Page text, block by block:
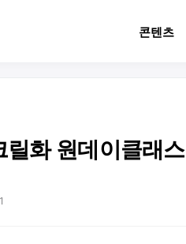
콘텐츠
릴화 원데이클래스